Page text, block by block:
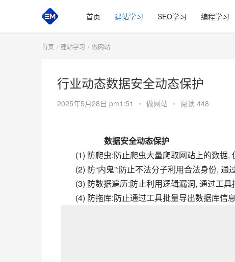
首页 建站学习 SEO学习 编程学习
首页 建站学习 做网站
行业动态数据安全动态保护
2025年5月28日 pm1:51 • 做网站 • 阅读 448
数据安全动态保护
(1) 防爬虫:防止爬虫大量爬取网站上的数据,
(2) 防“内鬼”:防止不法分子利用合法身份, 通
(3) 防数据遍历:防止利用逻辑漏洞, 通过工
(4) 防拖库:防止通过工具批量导出数据库信息